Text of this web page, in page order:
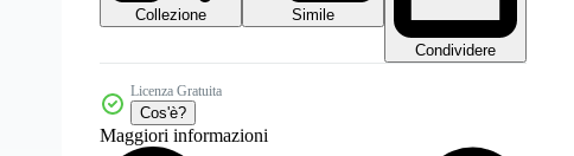
Collezione
Simile
Condividere
Licenza Gratuita
Cos'è?
Maggiori informazioni